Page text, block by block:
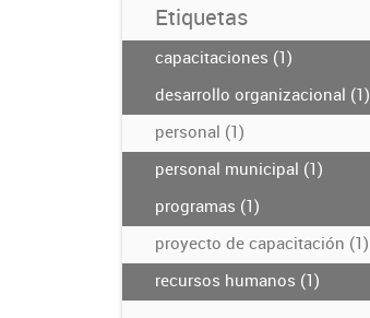
Etiquetas
capacitaciones (1)
desarrollo organizacional (1)
personal (1)
personal municipal (1)
programas (1)
proyecto de capacitación (1)
recursos humanos (1)